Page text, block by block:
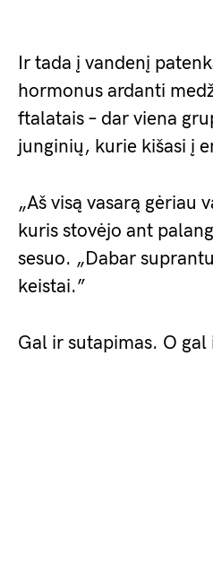
Ir tada į vandenį
hormonus ardanti
ftalatais – dar viena
junginių, kurie kišasi į
„Aš visą vasarą gėriau
kuris stovėjo ant
sesuo. „Dabar
keistai.”
Gal ir sutapimas. O gal